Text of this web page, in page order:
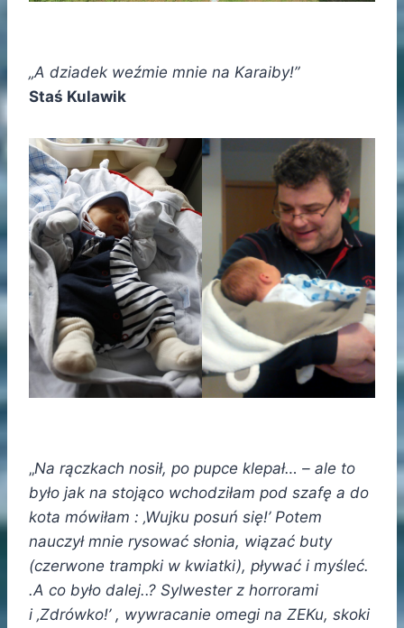
„A dziadek weźmie mnie na Karaiby!”
Staś Kulawik
„Na rączkach nosił, po pupce klepał… – ale to
było jak na stojąco wchodziłam pod szafę a do
kota mówiłam : ‚Wujku posuń się!’ Potem
nauczył mnie rysować słonia, wiązać buty
(czerwone trampki w kwiatki), pływać i myśleć.
.A co było dalej..? Sylwester z horrorami
i ‚Zdrówko!’ , wywracanie omegi na ZEKu, skoki